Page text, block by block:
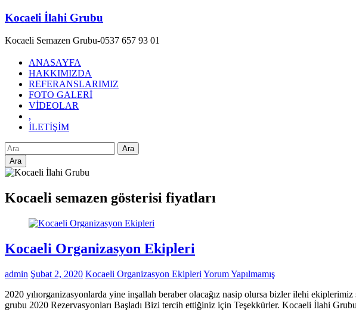
Skip
content
Kocaeli İlahi Grubu
Kocaeli Semazen Grubu-0537 657 93 01
ANASAYFA
HAKKIMIZDA
REFERANSLARIMIZ
FOTO GALERİ
VİDEOLAR
,
İLETİŞİM
Ara
Kocaeli semazen gösterisi fiyatları
Kocaeli Organizasyon Ekipleri
admin Şubat 2, 2020 Kocaeli Organizasyon Ekipleri Yorum Yapılmamış
2020 yılıorganizasyonlarda yine inşallah beraber olacağız nasip olursa bizler ilehi
grubu 2020 Rezervasyonları Başladı Bizi tercih ettiğiniz için Teşekkürler. Kocaeli İlahi